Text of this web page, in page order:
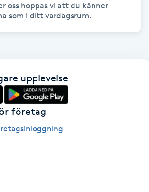
oss hoppas vi att du känner
som i ditt vardagsrum.
upplevelse
företag